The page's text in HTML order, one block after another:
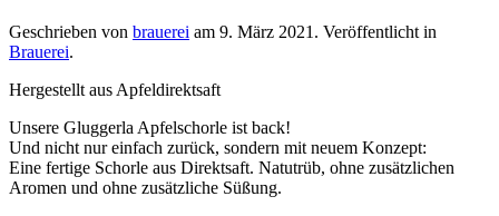
Geschrieben von brauerei am 9. März 2021 . Veröffentlicht in
Brauerei.
Hergestellt aus Apfeldirektsaft
Unsere Gluggerla Apfelschorle ist back!
Und nicht nur einfach zurück, sondern mit neuem Konzept:
Eine fertige Schorle aus Direktsaft. Natutrüb, ohne zusätzlichen
Aromen und ohne zusätzliche Süßung.